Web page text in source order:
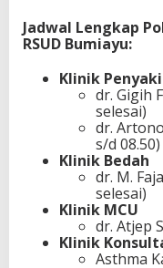
Jadwal Lengkap
RSUD Bumiayu:
Klinik
dr. Gigih
selesai)
dr.
s/d 08.50)
Klinik Bedah
dr. M.
selesai)
Klinik MCU
dr. Atjep
Klinik
Asthma